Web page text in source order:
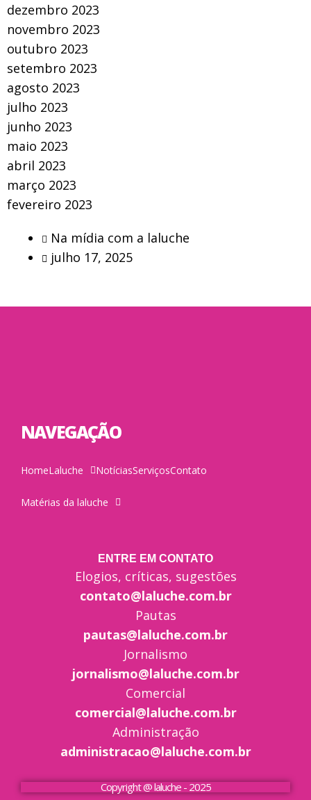
dezembro 2023
novembro 2023
outubro 2023
setembro 2023
agosto 2023
julho 2023
junho 2023
maio 2023
abril 2023
março 2023
fevereiro 2023
Na mídia com a laluche
julho 17, 2025
NAVEGAÇÃO
HomeLaluche NotíciasServiçosContato
Matérias da laluche
ENTRE EM CONTATO
Elogios, críticas, sugestões
contato@laluche.com.br
Pautas
pautas@laluche.com.br
Jornalismo
jornalismo@laluche.com.br
Comercial
comercial@laluche.com.br
Administração
administracao@laluche.com.br
Copyright @ laluche - 2025